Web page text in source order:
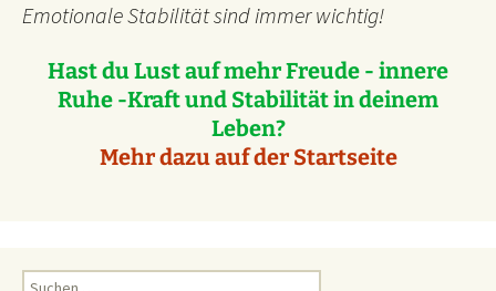
Emotionale Stabilität sind immer wichtig!
Hast du Lust auf mehr Freude - innere
Ruhe -Kraft und Stabilität in deinem
Leben?
Mehr dazu auf der Startseite
Suchen